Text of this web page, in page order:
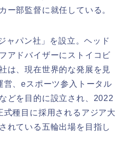
ー部監督に就任している。
ャパン社」を設立。ヘッド
アドバイザーにストイコビ
は、現在世界的な発展を見
、eスポーツ参入トータル
どを目的に設立され、2022
種目に採用されるアジア大
れている五輪出場を目指し